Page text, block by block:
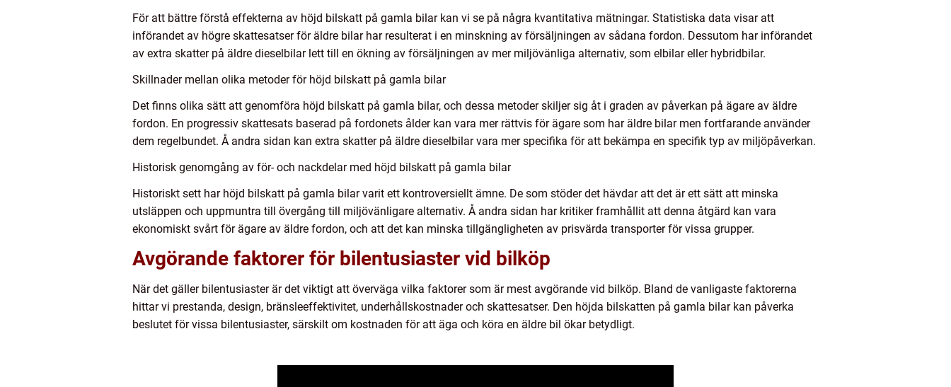
För att bättre förstå effekterna av höjd bilskatt på gamla bilar kan vi se på några kvantitativa mätningar. Statistiska data visar att
införandet av högre skattesatser för äldre bilar har resulterat i en minskning av försäljningen av sådana fordon. Dessutom har införandet
av extra skatter på äldre dieselbilar lett till en ökning av försäljningen av mer miljövänliga alternativ, som elbilar eller hybridbilar.
Skillnader mellan olika metoder för höjd bilskatt på gamla bilar
Det finns olika sätt att genomföra höjd bilskatt på gamla bilar, och dessa metoder skiljer sig åt i graden av påverkan på ägare av äldre
fordon. En progressiv skattesats baserad på fordonets ålder kan vara mer rättvis för ägare som har äldre bilar men fortfarande använder
dem regelbundet. Å andra sidan kan extra skatter på äldre dieselbilar vara mer specifika för att bekämpa en specifik typ av miljöpåverkan.
Historisk genomgång av för- och nackdelar med höjd bilskatt på gamla bilar
Historiskt sett har höjd bilskatt på gamla bilar varit ett kontroversiellt ämne. De som stöder det hävdar att det är ett sätt att minska
utsläppen och uppmuntra till övergång till miljövänligare alternativ. Å andra sidan har kritiker framhållit att denna åtgärd kan vara
ekonomiskt svårt för ägare av äldre fordon, och att det kan minska tillgängligheten av prisvärda transporter för vissa grupper.
Avgörande faktorer för bilentusiaster vid bilköp
När det gäller bilentusiaster är det viktigt att överväga vilka faktorer som är mest avgörande vid bilköp. Bland de vanligaste faktorerna
hittar vi prestanda, design, bränsleeffektivitet, underhållskostnader och skattesatser. Den höjda bilskatten på gamla bilar kan påverka
beslutet för vissa bilentusiaster, särskilt om kostnaden för att äga och köra en äldre bil ökar betydligt.